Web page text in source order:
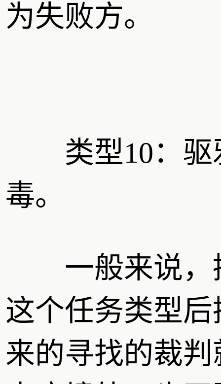
为失败方。
类型10：驱
毒。
一般来说，
这个任务类型后
来的寻找的裁判